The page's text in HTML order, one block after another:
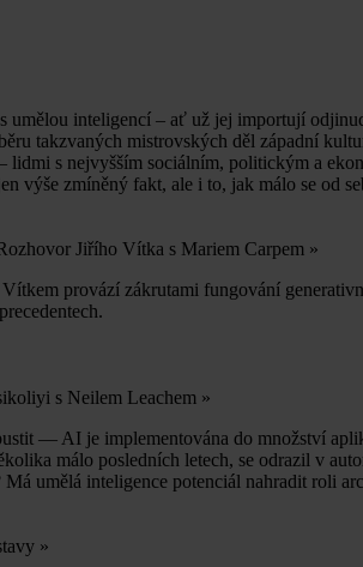
umělou inteligencí – ať už jej importují
takzvaných mistrovských děl západní
lidmi s nejvyšším sociálním, politickým a
výše zmíněný fakt, ale i to, jak málo se od
Jiřího Vítka s Mariem Carpem »
provází zákrutami fungování
s Neilem Leachem »
— AI je implementována do množství
málo posledních letech, se odrazil v
umělá inteligence potenciál nahradit roli
»